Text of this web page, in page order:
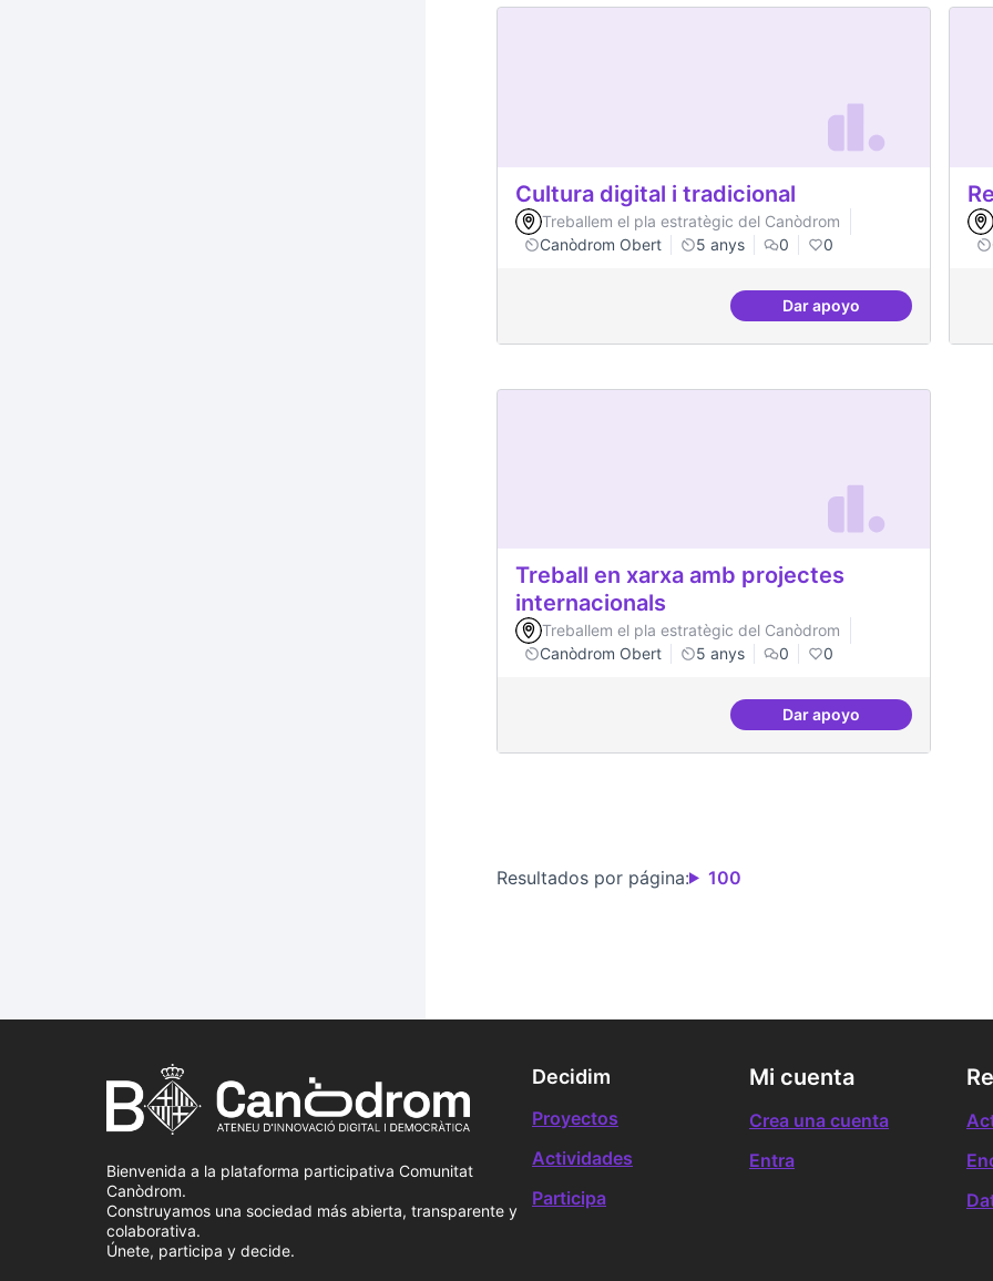
Cultura digital i tradicional
Treballem el pla estratègic del Canòdrom
Canòdrom Obert
5 anys 0 0
Dar apoyoCultura digital i
Treball en xarxa amb projectes
internacionals
Treballem el pla estratègic del Canòdrom
Canòdrom Obert
5 anys 0 0
Dar apoyoTreball en xarxa amb
Resultados por página: 100
Bienvenida a la plataforma participativa Comunitat
Canòdrom.
Construyamos una sociedad más abierta, transparente y
colaborativa.
Únete, participa y decide.
Decidim
Proyectos
Actividades
Participa
Mi cuenta
Crea una cuenta
Entra